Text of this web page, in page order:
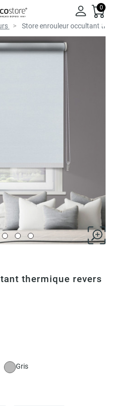
0
Store enrouleur occultant
thermique revers
Gris